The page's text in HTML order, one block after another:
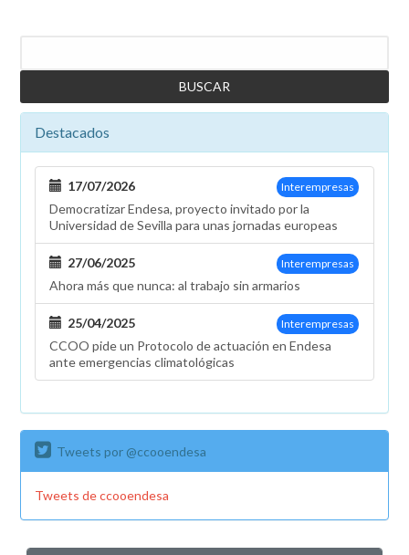
Destacados
Interempresas
17/07/2026
Democratizar Endesa, proyecto invitado por la
Universidad de Sevilla para unas jornadas europeas
Interempresas
27/06/2025
Ahora más que nunca: al trabajo sin armarios
Interempresas
25/04/2025
CCOO pide un Protocolo de actuación en Endesa
ante emergencias climatológicas
Tweets por @ccooendesa
Tweets de ccooendesa